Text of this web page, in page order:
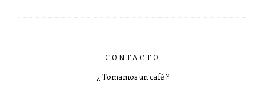
CONTACTO
¿ Tomamos un café ?